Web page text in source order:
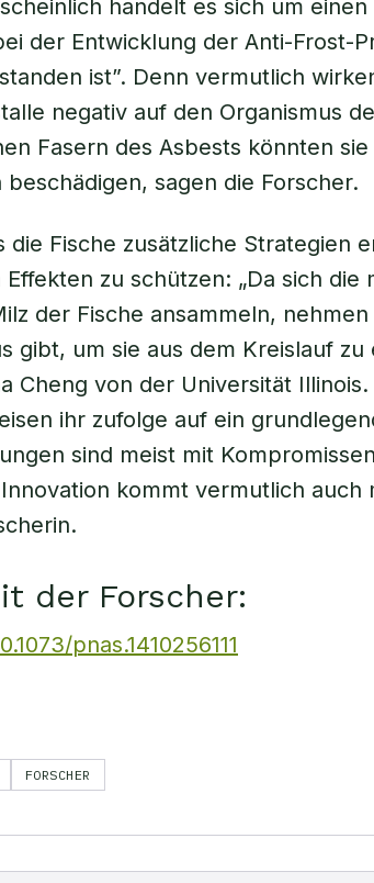
handelt es sich um
der Entwicklung der Anti-Frost-
ist”. Denn vermutlich
negativ auf den Organismus
Fasern des Asbests könnten sie
sagen die Forscher.
die Fische zusätzliche Strategien
zu schützen: „Da sich die
der Fische ansammeln,
gibt, um sie aus dem Kreislauf zu
Cheng von der Universität Illinois.
ihr zufolge auf ein
sind meist mit
kommt vermutlich auch
der Forscher:
pnas.1410256111
FORSCHER